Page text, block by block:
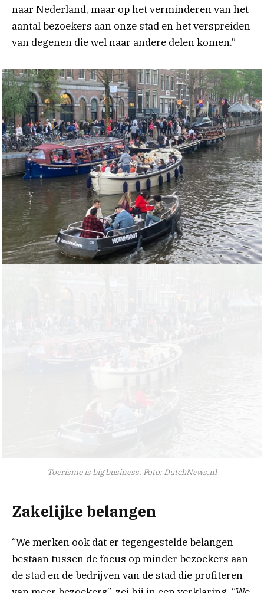
naar Nederland, maar op het verminderen van het
aantal bezoekers aan onze stad en het verspreiden
van degenen die wel naar andere delen komen.”
Toerisme is big business. Foto: DutchNews.nl
Zakelijke belangen
“We merken ook dat er tegengestelde belangen
bestaan ​​tussen de focus op minder bezoekers aan
de stad en de bedrijven van de stad die profiteren